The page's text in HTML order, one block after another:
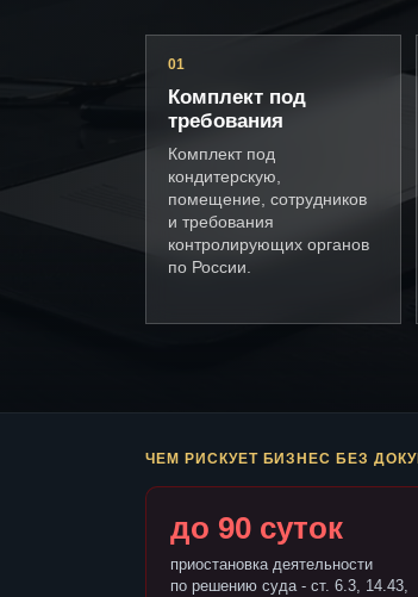
01
Комплект под
требования
Комплект под
кондитерскую,
помещение, сотрудников
и требования
контролирующих органов
по России.
ЧЕМ РИСКУЕТ БИЗНЕС БЕЗ
до 90 суток
приостановка деятельности
по решению суда - ст. 6.3, 14.43,